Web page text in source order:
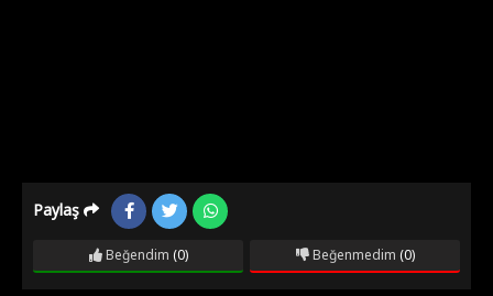
Paylaş
Beğendim (0) Beğenmedim (0)